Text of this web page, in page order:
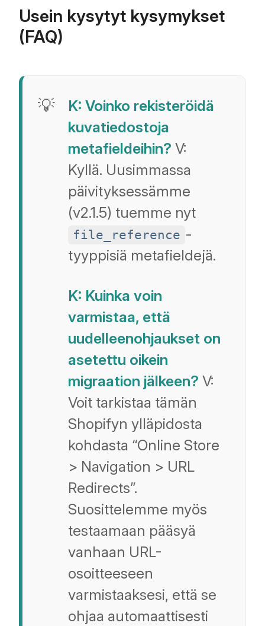
Usein kysytyt kysymykset
(FAQ)
K: Voinko rekisteröidä
kuvatiedostoja
metafieldeihin? V:
Kyllä. Uusimmassa
päivityksessämme
(v2.1.5) tuemme nyt
file_reference -
tyyppisiä metafieldejä.
K: Kuinka voin
varmistaa, että
uudelleenohjaukset on
asetettu oikein
migraation jälkeen? V:
Voit tarkistaa tämän
Shopifyn ylläpidosta
kohdasta “Online Store
> Navigation > URL
Redirects”.
Suosittelemme myös
testaamaan pääsyä
vanhaan URL-
osoitteeseen
varmistaaksesi, että se
ohjaa automaattisesti